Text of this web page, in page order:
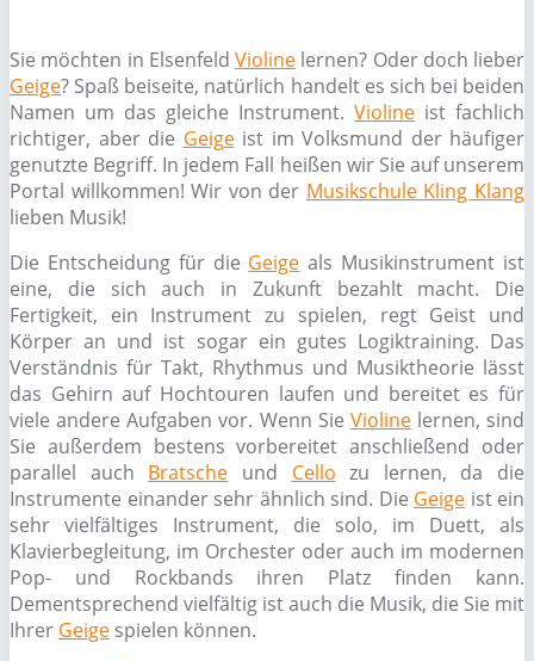
Sie möchten in Elsenfeld Violine lernen? Oder doch lieber
Geige? Spaß beiseite, natürlich handelt es sich bei beiden
Namen um das gleiche Instrument. Violine ist fachlich
richtiger, aber die Geigeist im Volksmund der häufiger
genutzte Begriff. In jedem Fall heißen wir Sie auf unserem
Portal willkommen! Wir von der Musikschule Kling Klang
lieben Musik!
Die Entscheidung für die Geige als Musikinstrument ist
eine, die sich auch in Zukunft bezahlt macht. Die
Fertigkeit, ein Instrument zu spielen, regt Geist und
Körper an und ist sogar ein gutes Logiktraining. Das
Verständnis für Takt, Rhythmus und Musiktheorie lässt
das Gehirn auf Hochtouren laufen und bereitet es für
viele andere Aufgaben vor. Wenn Sie Violinelernen, sind
Sie außerdem bestens vorbereitet anschließend oder
parallel auch Bratsche und Cello zu lernen, da die
Instrumente einander sehr ähnlich sind. Die Geige ist ein
sehr vielfältiges Instrument, die solo, im Duett, als
Klavierbegleitung, im Orchester oder auch im modernen
Pop- und Rockbands ihren Platz finden kann.
Dementsprechend vielfältig ist auch die Musik, die Sie mit
Ihrer Geige spielen können.